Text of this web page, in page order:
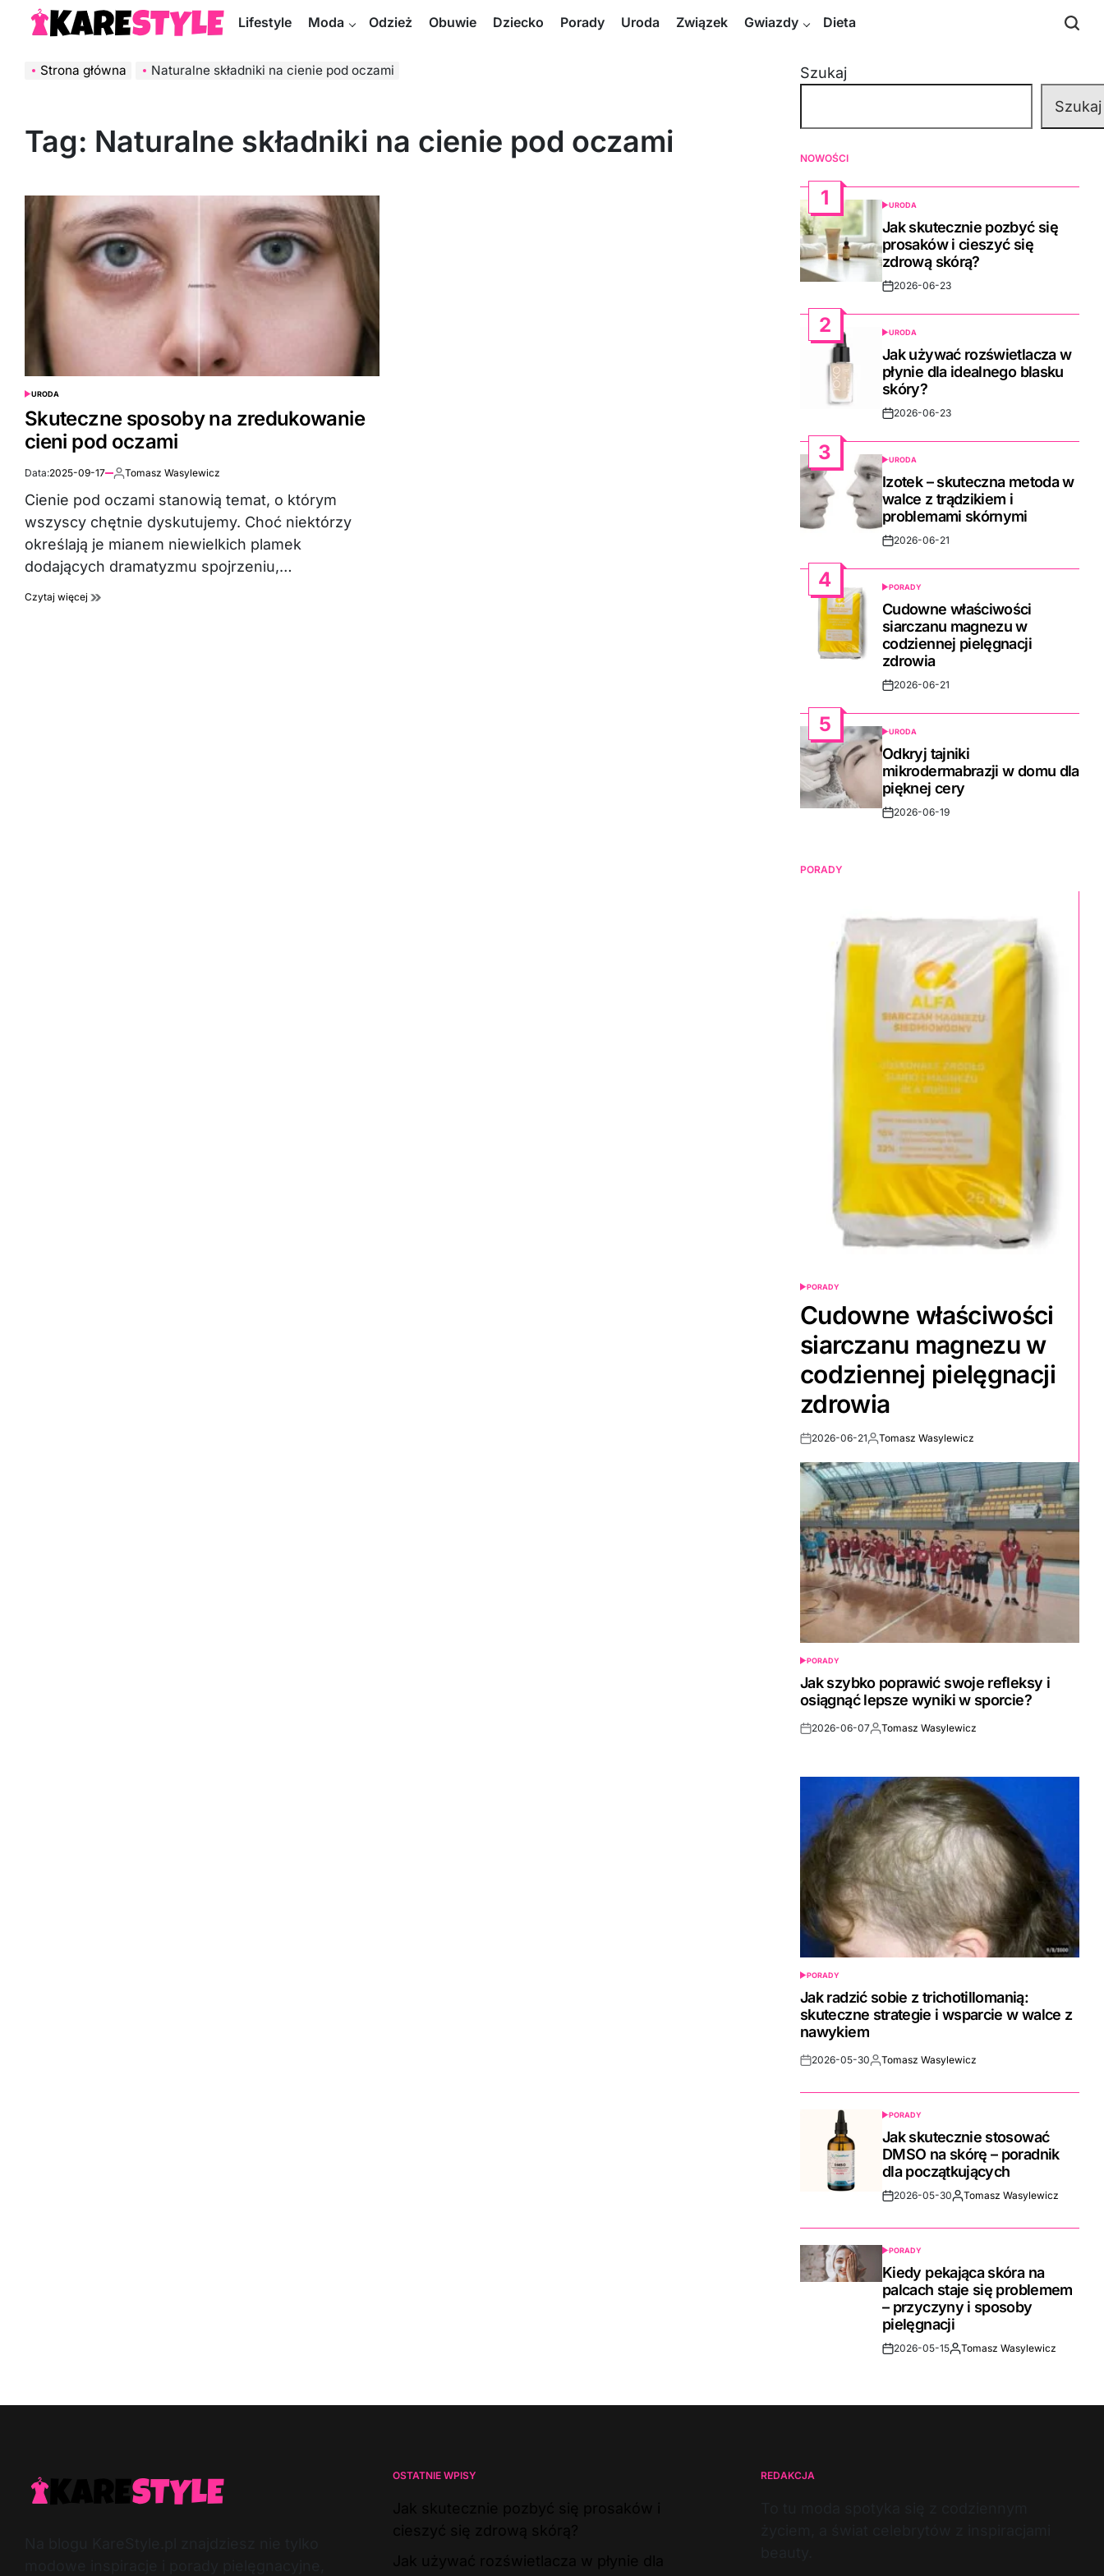
KareStyle.pl
Lifestyle Moda Odzież Obuwie Dziecko Porady Uroda Związek Gwiazdy Dieta
Strona główna Naturalne składniki na cienie pod oczami
Tag: Naturalne składniki na cienie pod oczami
POSTED
IN
URODA
Skuteczne sposoby na zredukowanie
cieni pod oczami
Data:2025-09-17 Autor:
Tomasz Wasylewicz
Cienie pod oczami stanowią temat, o którym
wszyscy chętnie dyskutujemy. Choć niektórzy
określają je mianem niewielkich plamek
dodających dramatyzmu spojrzeniu,…
Czytaj więcej
Szukaj
Szukaj
NOWOŚCI
1
POSTED
IN
URODA
Jak skutecznie pozbyć się
prosaków i cieszyć się
zdrową skórą?
Post2026-06-23
2
POSTED
IN
URODA
Jak używać rozświetlacza w
płynie dla idealnego blasku
skóry?
Post2026-06-23
3
POSTED
IN
URODA
Izotek – skuteczna metoda w
walce z trądzikiem i
problemami skórnymi
Post2026-06-21
4
POSTED
IN
PORADY
Cudowne właściwości
siarczanu magnezu w
codziennej pielęgnacji
zdrowia
Post2026-06-21
5
POSTED
IN
URODA
Odkryj tajniki
mikrodermabrazji w domu dla
pięknej cery
Post2026-06-19
PORADY
POSTED
PORADY
Cudowne właściwości
siarczanu magnezu w
codziennej pielęgnacji
zdrowia
Post2026-06-21By:Tomasz Wasylewicz
POSTED
IN
PORADY
Jak szybko poprawić swoje refleksy i
osiągnąć lepsze wyniki w sporcie?
Post2026-06-07By:Tomasz Wasylewicz
POSTED
IN
PORADY
Jak radzić sobie z trichotillomanią:
skuteczne strategie i wsparcie w walce z
nawykiem
Post2026-05-30By:Tomasz Wasylewicz
POSTED
IN
PORADY
Jak skutecznie stosować
DMSO na skórę – poradnik
dla początkujących
Post2026-05-30By:Tomasz Wasylewicz
POSTED
IN
PORADY
Kiedy pekająca skóra na
palcach staje się problemem
– przyczyny i sposoby
pielęgnacji
Post2026-05-15By:Tomasz Wasylewicz
OSTATNIE WPISY REDAKCJA